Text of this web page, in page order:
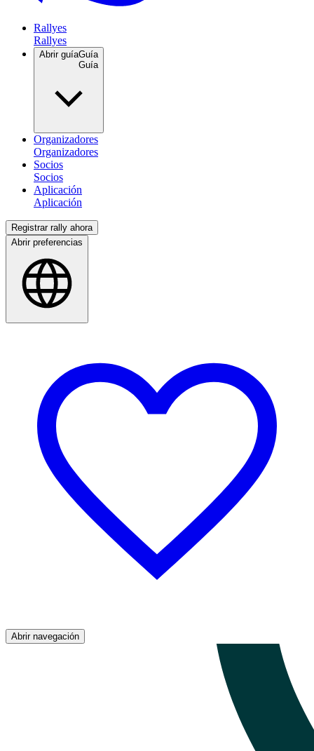
Rallyes
Abrir guíaGuía
Organizadores
Socios
Aplicación
Registrar rally ahora
Abrir preferencias
Abrir navegación